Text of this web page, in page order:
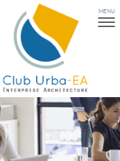
MENU